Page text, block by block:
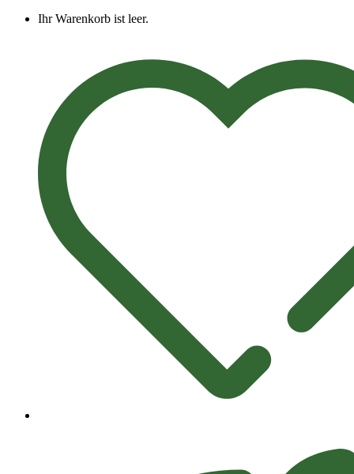
Ihr Warenkorb ist leer.